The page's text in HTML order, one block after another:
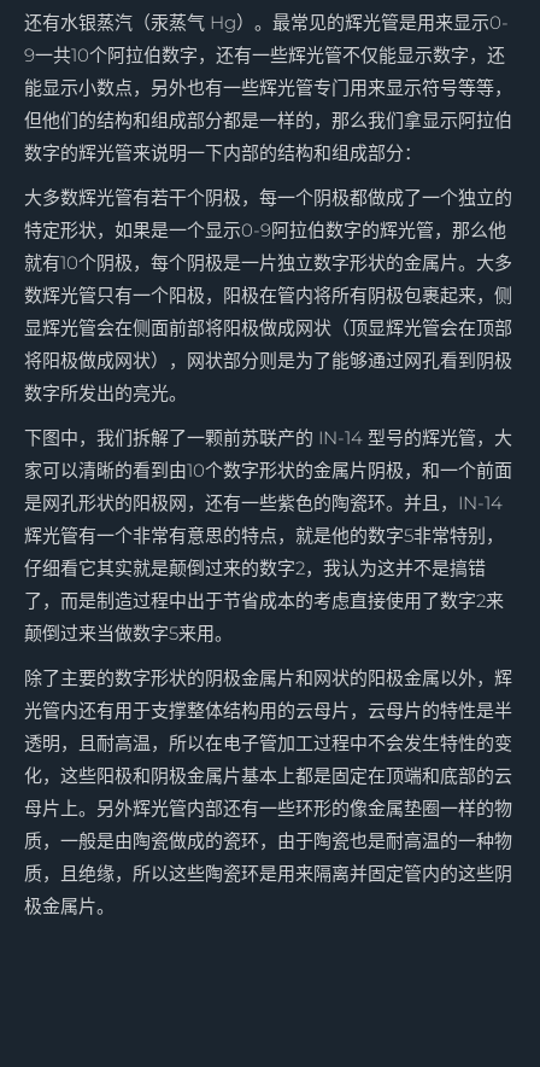
还有水银蒸汽（汞蒸气 Hg）。最常见的辉光管是用来显示0-
9一共10个阿拉伯数字，还有一些辉光管不仅能显示数字，还
能显示小数点，另外也有一些辉光管专门用来显示符号等等，
但他们的结构和组成部分都是一样的，那么我们拿显示阿拉伯
数字的辉光管来说明一下内部的结构和组成部分：
大多数辉光管有若干个阴极，每一个阴极都做成了一个独立的
特定形状，如果是一个显示0-9阿拉伯数字的辉光管，那么他
就有10个阴极，每个阴极是一片独立数字形状的金属片。大多
数辉光管只有一个阳极，阳极在管内将所有阴极包裹起来，侧
显辉光管会在侧面前部将阳极做成网状（顶显辉光管会在顶部
将阳极做成网状），网状部分则是为了能够通过网孔看到阴极
数字所发出的亮光。
下图中，我们拆解了一颗前苏联产的 IN-14 型号的辉光管，大
家可以清晰的看到由10个数字形状的金属片阴极，和一个前面
是网孔形状的阳极网，还有一些紫色的陶瓷环。并且，IN-14
辉光管有一个非常有意思的特点，就是他的数字5非常特别，
仔细看它其实就是颠倒过来的数字2，我认为这并不是搞错
了，而是制造过程中出于节省成本的考虑直接使用了数字2来
颠倒过来当做数字5来用。
除了主要的数字形状的阴极金属片和网状的阳极金属以外，辉
光管内还有用于支撑整体结构用的云母片，云母片的特性是半
透明，且耐高温，所以在电子管加工过程中不会发生特性的变
化，这些阳极和阴极金属片基本上都是固定在顶端和底部的云
母片上。另外辉光管内部还有一些环形的像金属垫圈一样的物
质，一般是由陶瓷做成的瓷环，由于陶瓷也是耐高温的一种物
质，且绝缘，所以这些陶瓷环是用来隔离并固定管内的这些阴
极金属片。